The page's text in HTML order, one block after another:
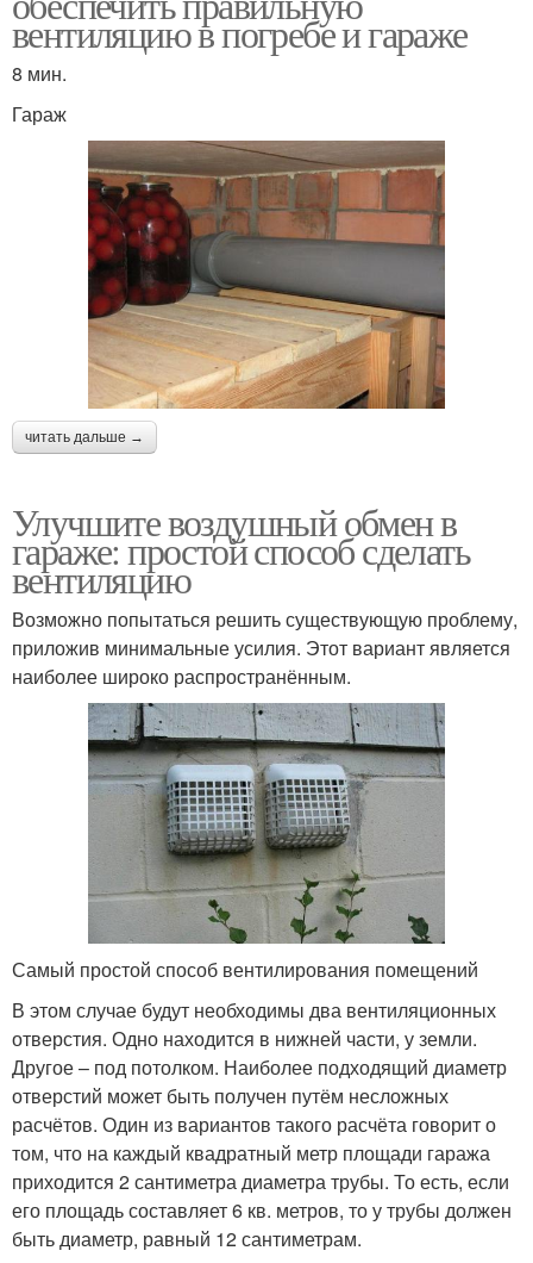
вентиляцию в погребе и гараже
8 мин.
Гараж
читать дальше →
Улучшите воздушный обмен в
гараже: простой способ сделать
вентиляцию
Возможно попытаться решить существующую проблему,
приложив минимальные усилия. Этот вариант является
наиболее широко распространённым.
Самый простой способ вентилирования помещений
В этом случае будут необходимы два вентиляционных
отверстия. Одно находится в нижней части, у земли.
Другое – под потолком. Наиболее подходящий диаметр
отверстий может быть получен путём несложных
расчётов. Один из вариантов такого расчёта говорит о
том, что на каждый квадратный метр площади гаража
приходится 2 сантиметра диаметра трубы. То есть, если
его площадь составляет 6 кв. метров, то у трубы должен
быть диаметр, равный 12 сантиметрам.